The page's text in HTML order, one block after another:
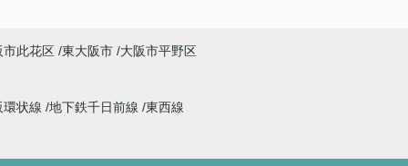
市此花区 東大阪市 大阪市平野区
環状線 地下鉄千日前線 東西線